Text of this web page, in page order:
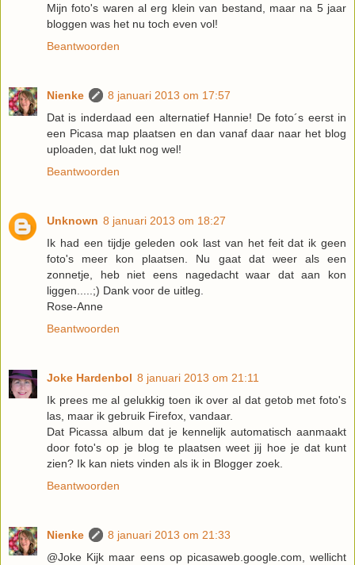
Mijn foto's waren al erg klein van bestand, maar na 5 jaar
bloggen was het nu toch even vol!
Beantwoorden
Nienke
8 januari 2013 om 17:57
Dat is inderdaad een alternatief Hannie! De foto´s eerst in
een Picasa map plaatsen en dan vanaf daar naar het blog
uploaden, dat lukt nog wel!
Beantwoorden
Unknown 8 januari 2013 om 18:27
Ik had een tijdje geleden ook last van het feit dat ik geen
foto's meer kon plaatsen. Nu gaat dat weer als een
zonnetje, heb niet eens nagedacht waar dat aan kon
liggen.....;) Dank voor de uitleg.
Rose-Anne
Beantwoorden
Joke Hardenbol 8 januari 2013 om 21:11
Ik prees me al gelukkig toen ik over al dat getob met foto's
las, maar ik gebruik Firefox, vandaar.
Dat Picassa album dat je kennelijk automatisch aanmaakt
door foto's op je blog te plaatsen weet jij hoe je dat kunt
zien? Ik kan niets vinden als ik in Blogger zoek.
Beantwoorden
Nienke
8 januari 2013 om 21:33
@Joke Kijk maar eens op picasaweb.google.com, wellicht